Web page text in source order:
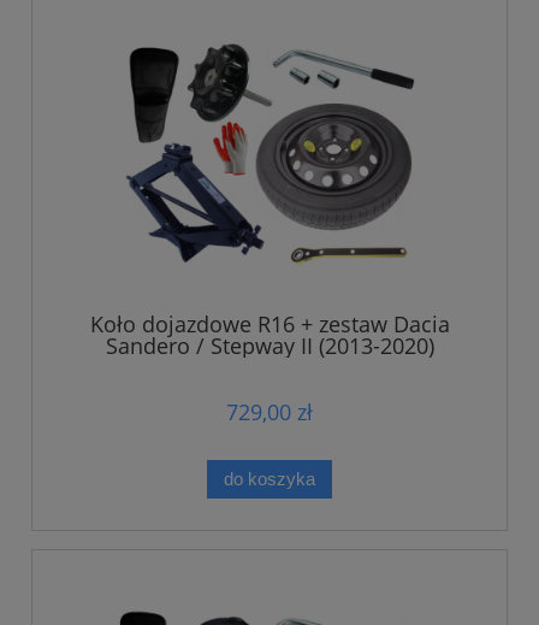
Koło dojazdowe R16 + zestaw Dacia
Sandero / Stepway II (2013-2020)
729,00 zł
do koszyka